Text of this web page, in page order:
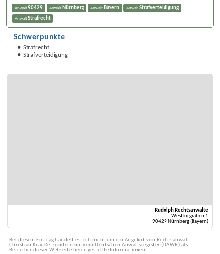
Anwalt 90429 Anwalt Nürnberg Anwalt Bayern Anwalt Strafverteidigung
Anwalt Strafrecht
Schwerpunkte
Strafrecht
Strafverteidigung
Rudolph Rechtsanwälte
Westtorgraben 1
90429 Nürnberg (Bayern)
Bei diesem Eintrag handelt es sich nicht um ein Angebot von Rechtsanwalt
Christian Krauße, sondern um vom Deutschen Anwaltsregister (DAWR) als
Betreiber dieser Webseite bereitgestellte Informationen.